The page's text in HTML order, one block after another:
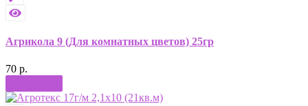
Агрикола 9 (Для комнатных цветов) 25гр
70 р.